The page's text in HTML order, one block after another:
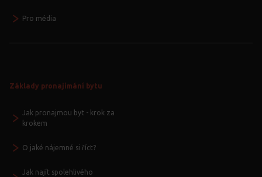
Pro média
Základy pronajímání bytu
Jak pronajmou byt - krok za
krokem
O jaké nájemné si říct?
Jak najít spolehlivého